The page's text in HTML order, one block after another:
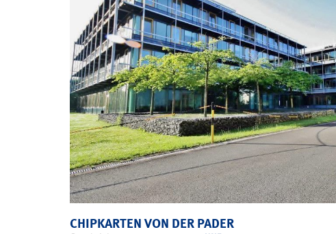
CHIPKARTEN VON DER PADER